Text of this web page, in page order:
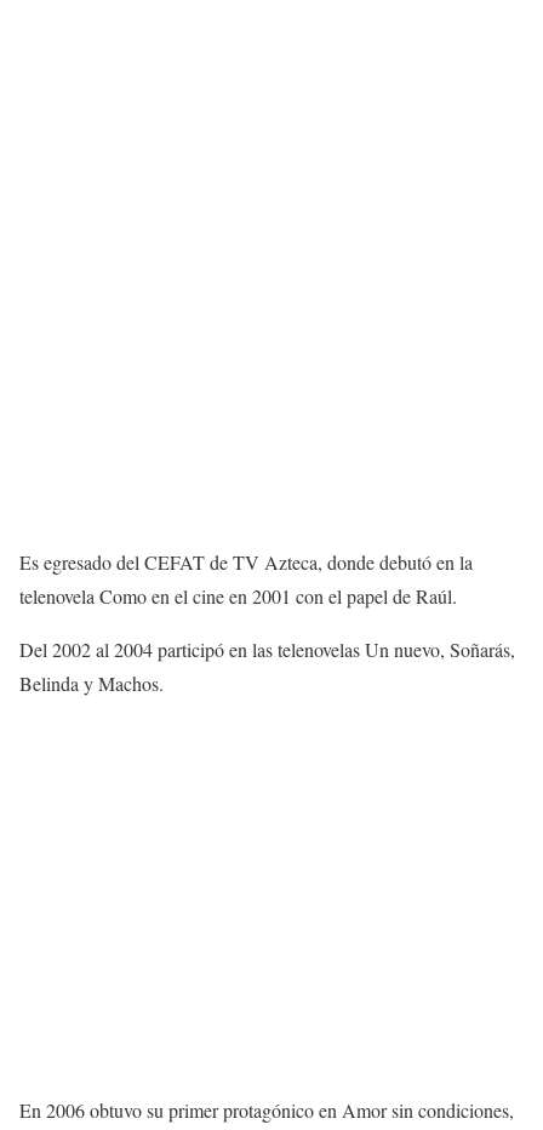
Es egresado del CEFAT de TV Azteca, donde debutó en la
telenovela Como en el cine en 2001 con el papel de Raúl.
Del 2002 al 2004 participó en las telenovelas Un nuevo, Soñarás,
Belinda y Machos.
En 2006 obtuvo su primer protagónico en Amor sin condiciones,